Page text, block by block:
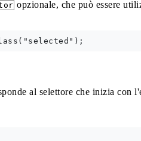
opzionale, che può essere
al selettore che inizia con